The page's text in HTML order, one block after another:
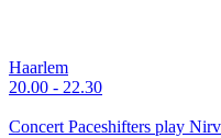
Haarlem
20.00 - 22.30
Concert Paceshifters play